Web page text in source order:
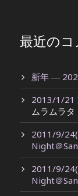
最近のコ
新年 ―
2013/1/21
ムラムラタ
2011/9/
Night＠
2011/9/
Night＠